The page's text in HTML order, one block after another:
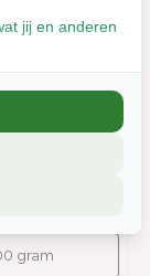
- grof
2 werkdagen
jij en anderen
en
media en
steeds, maar